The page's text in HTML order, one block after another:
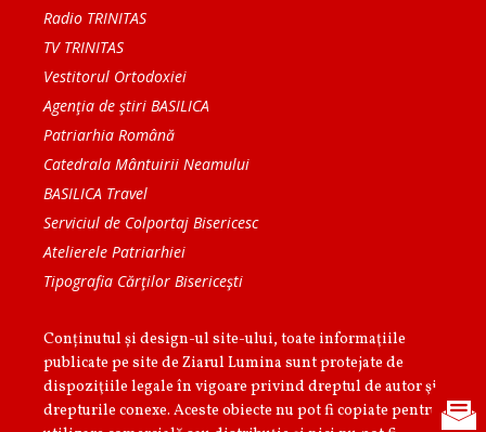
Radio TRINITAS
TV TRINITAS
Vestitorul Ortodoxiei
Agenţia de ştiri BASILICA
Patriarhia Română
Catedrala Mântuirii Neamului
BASILICA Travel
Serviciul de Colportaj Bisericesc
Atelierele Patriarhiei
Tipografia Cărţilor Bisericeşti
Conținutul și design-ul site-ului, toate informaţiile
publicate pe site de Ziarul Lumina sunt protejate de
dispoziţiile legale în vigoare privind dreptul de autor şi
drepturile conexe. Aceste obiecte nu pot fi copiate pentru